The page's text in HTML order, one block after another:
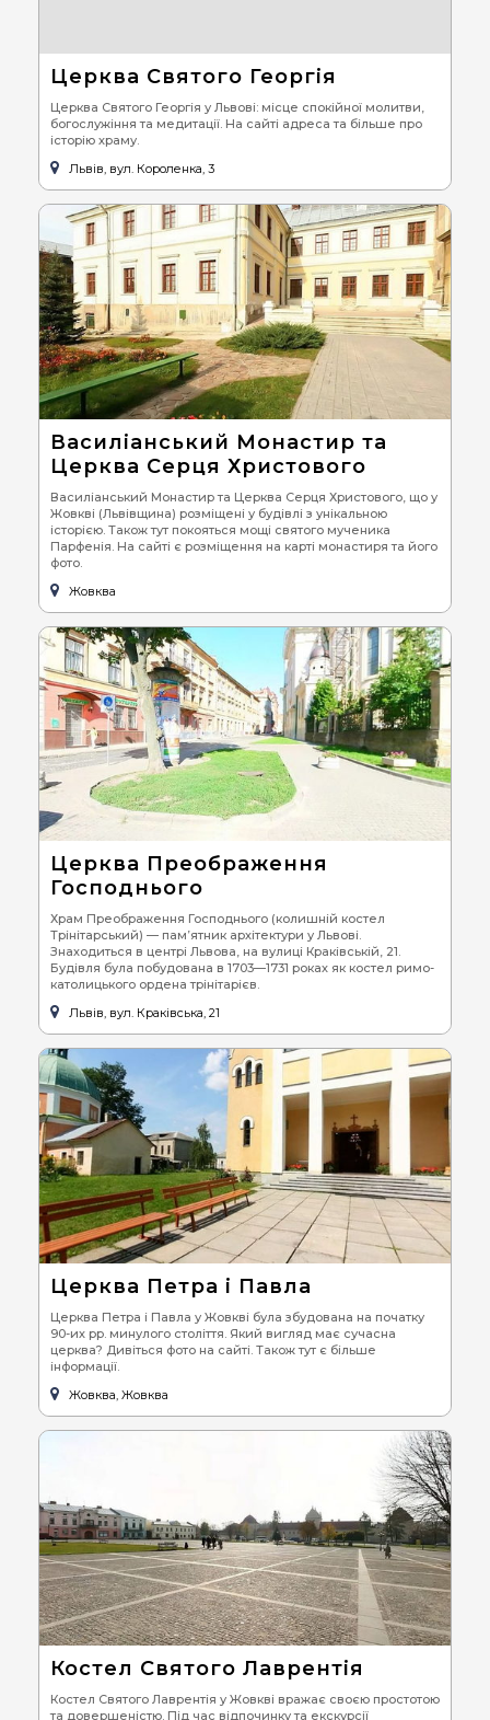
Церква Святого Георгія
Церква Святого Георгія у Львові: місце спокійної молитви,
богослужіння та медитації. На сайті адреса та більше про
історію храму.
Львів, вул. Короленка, 3
Василіанський Монастир та
Церква Серця Христового
Василіанський Монастир та Церква Серця Христового, що у
Жовкві (Львівщина) розміщені у будівлі з унікальною
історією. Також тут покояться мощі святого мученика
Парфенія. На сайті є розміщення на карті монастиря та його
фото.
Жовква
Церква Преображення
Господнього
Храм Преображення Господнього (колишній костел
Трінітарський) — пам’ятник архітектури у Львові.
Знаходиться в центрі Львова, на вулиці Краківській, 21.
Будівля була побудована в 1703—1731 роках як костел римо-
католицького ордена трінітарієв.
Львів, вул. Краківська, 21
Церква Петра і Павла
Церква Петра і Павла у Жовкві була збудована на початку
90-их рр. минулого століття. Який вигляд має сучасна
церква? Дивіться фото на сайті. Також тут є більше
інформації.
Жовква, Жовква
Костел Святого Лаврентія
Костел Святого Лаврентія у Жовкві вражає своєю простотою
та довершеністю. Під час відпочинку та екскурсії